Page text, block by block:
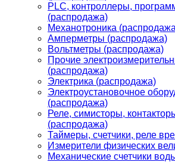
PLС, контроллеры,
(распродажа)
Механотроника
Амперметры (распродажа)
Вольтметры (распродажа)
Прочие
(распродажа)
Электрика (распродажа)
Электроустановочное
(распродажа)
Реле, симисторы,
(распродажа)
Таймеры, счетчики, реле
Измерители физических
Механические счетчики